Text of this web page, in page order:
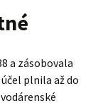
a zásobovala
plnila až do